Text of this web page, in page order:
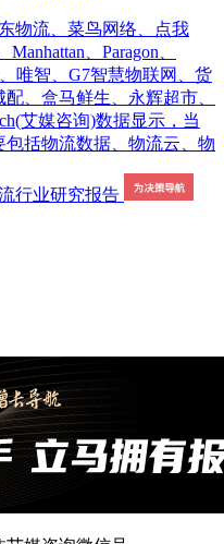
物流、菜鸟网络、点我
、Paragon、
唯智、G7智慧物联网、货
、盒马鲜生、永辉超市、
艾媒咨询)数据显示，当
括物流数据、物流云、物